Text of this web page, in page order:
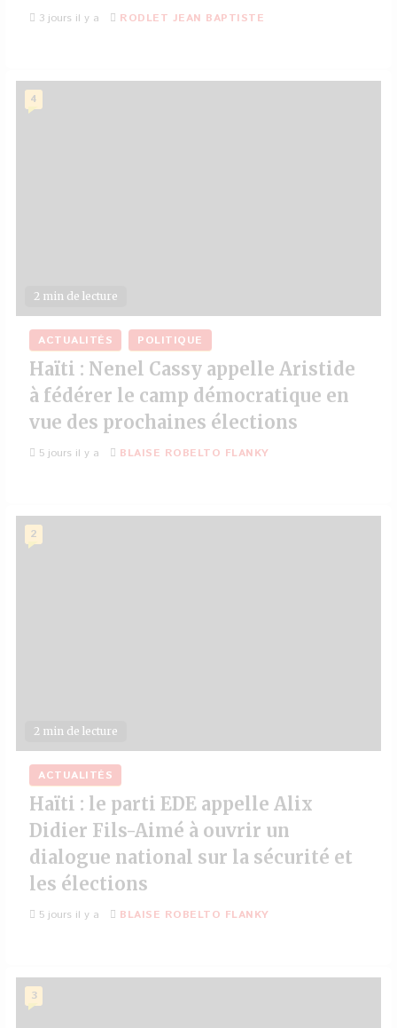
3 jours il y a RODLET JEAN BAPTISTE
2 min de lecture
4
ACTUALITÉS POLITIQUE
Haïti : Nenel Cassy appelle Aristide
à fédérer le camp démocratique en
vue des prochaines élections
5 jours il y a BLAISE ROBELTO FLANKY
2 min de lecture
2
ACTUALITÉS
Haïti : le parti EDE appelle Alix
Didier Fils-Aimé à ouvrir un
dialogue national sur la sécurité et
les élections
5 jours il y a BLAISE ROBELTO FLANKY
3